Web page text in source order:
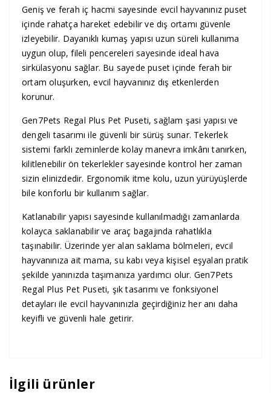
Geniş ve ferah iç hacmi sayesinde evcil hayvanınız puset
içinde rahatça hareket edebilir ve dış ortamı güvenle
izleyebilir. Dayanıklı kumaş yapısı uzun süreli kullanıma
uygun olup, fileli pencereleri sayesinde ideal hava
sirkülasyonu sağlar. Bu sayede puset içinde ferah bir
ortam oluşurken, evcil hayvanınız dış etkenlerden
korunur.
Gen7Pets Regal Plus Pet Puseti, sağlam şasi yapısı ve
dengeli tasarımı ile güvenli bir sürüş sunar. Tekerlek
sistemi farklı zeminlerde kolay manevra imkânı tanırken,
kilitlenebilir ön tekerlekler sayesinde kontrol her zaman
sizin elinizdedir. Ergonomik itme kolu, uzun yürüyüşlerde
bile konforlu bir kullanım sağlar.
Katlanabilir yapısı sayesinde kullanılmadığı zamanlarda
kolayca saklanabilir ve araç bagajında rahatlıkla
taşınabilir. Üzerinde yer alan saklama bölmeleri, evcil
hayvanınıza ait mama, su kabı veya kişisel eşyaları pratik
şekilde yanınızda taşımanıza yardımcı olur. Gen7Pets
Regal Plus Pet Puseti, şık tasarımı ve fonksiyonel
detayları ile evcil hayvanınızla geçirdiğiniz her anı daha
keyifli ve güvenli hale getirir.
İlgili ürünler